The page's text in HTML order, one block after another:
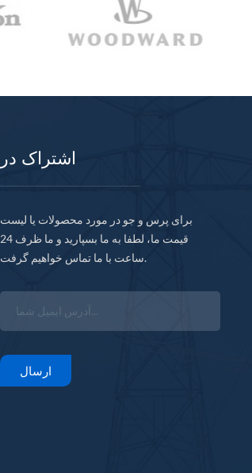
اشتراک در
برای پرس و جو در مورد محصولات یا لیست
قیمت ما، لطفا به ما بسپارید و ما ظرف 24
ساعت با ما تماس خواهیم گرفت.
ارسال